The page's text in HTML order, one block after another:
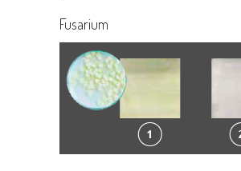
Fusarium